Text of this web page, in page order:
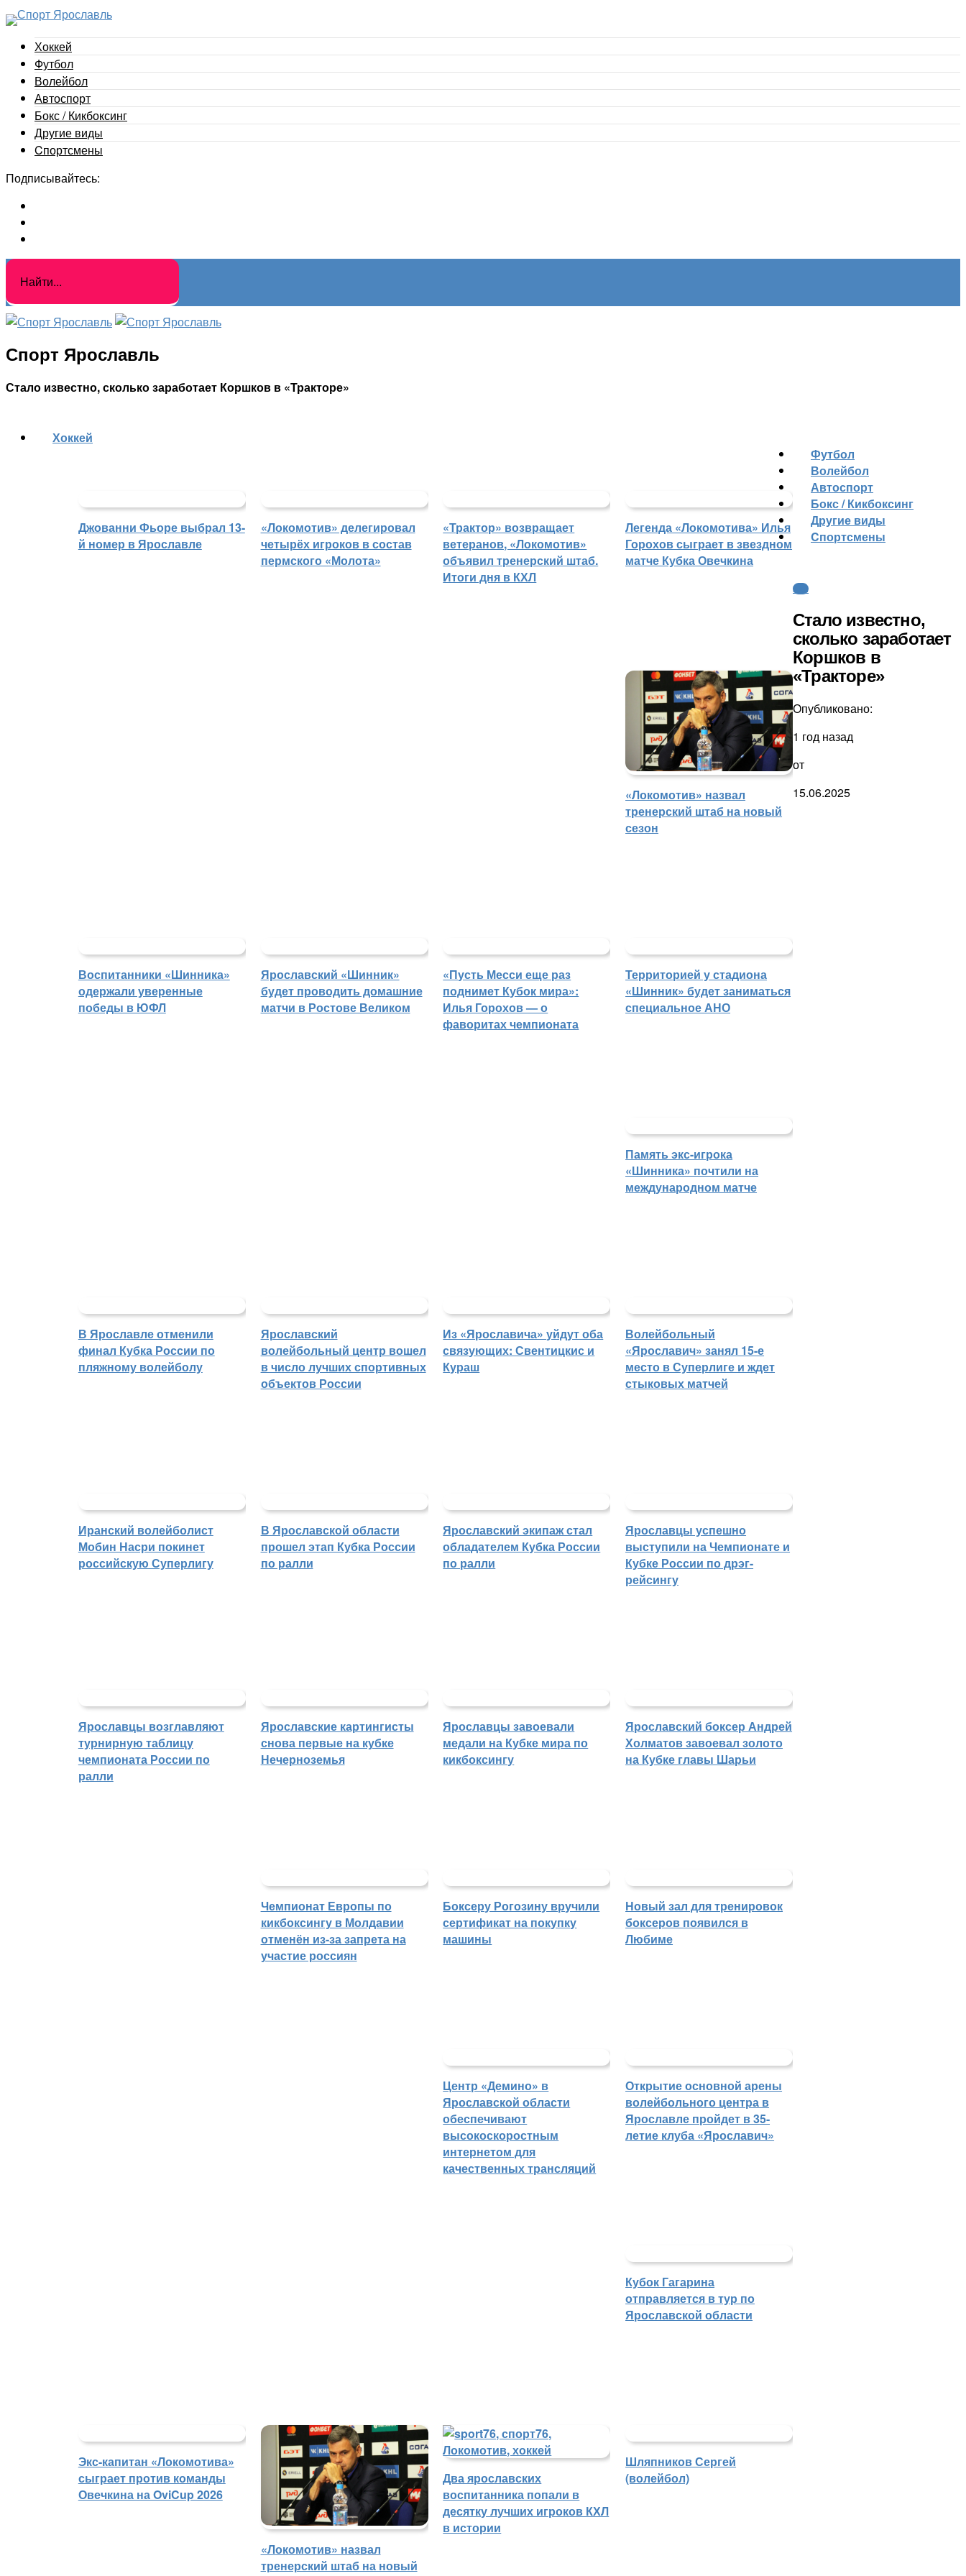
Хоккей
Футбол
Волейбол
Автоспорт
Бокс / Кикбоксинг
Другие виды
Cпортсмены
Подписывайтесь:
Спорт Ярославль
Стало известно, сколько заработает Коршков в «Тракторе»
Хоккей
Джованни Фьоре выбрал 13-
й номер в Ярославле
«Локомотив» делегировал
четырёх игроков в состав
пермского «Молота»
«Трактор» возвращает
ветеранов, «Локомотив»
объявил тренерский штаб.
Итоги дня в КХЛ
Легенда «Локомотива» Илья
Горохов сыграет в звездном
матче Кубка Овечкина
«Локомотив» назвал
тренерский штаб на новый
сезон
Футбол
Воспитанники «Шинника»
одержали уверенные
победы в ЮФЛ
Ярославский «Шинник»
будет проводить домашние
матчи в Ростове Великом
«Пусть Месси еще раз
поднимет Кубок мира»:
Илья Горохов — о
фаворитах чемпионата
Территорией у стадиона
«Шинник» будет заниматься
специальное АНО
Память экс-игрока
«Шинника» почтили на
международном матче
Волейбол
В Ярославле отменили
финал Кубка России по
пляжному волейболу
Ярославский
волейбольный центр вошел
в число лучших спортивных
объектов России
Из «Ярославича» уйдут оба
связующих: Свентицкис и
Кураш
Волейбольный
«Ярославич» занял 15-е
место в Суперлиге и ждет
стыковых матчей
Иранский волейболист
Мобин Насри покинет
российскую Суперлигу
Автоспорт
В Ярославской области
прошел этап Кубка России
по ралли
Ярославский экипаж стал
обладателем Кубка России
по ралли
Ярославцы успешно
выступили на Чемпионате и
Кубке России по дрэг-
рейсингу
Ярославцы возглавляют
турнирную таблицу
чемпионата России по
ралли
Ярославские картингисты
снова первые на кубке
Нечерноземья
Бокс / Кикбоксинг
Ярославцы завоевали
медали на Кубке мира по
кикбоксингу
Ярославский боксер Андрей
Холматов завоевал золото
на Кубке главы Шарьи
Чемпионат Европы по
кикбоксингу в Молдавии
отменён из-за запрета на
участие россиян
Боксеру Рогозину вручили
сертификат на покупку
машины
Новый зал для тренировок
боксеров появился в
Любиме
Другие виды
Центр «Демино» в
Ярославской области
обеспечивают
высокоскоростным
интернетом для
качественных трансляций
Открытие основной арены
волейбольного центра в
Ярославле пройдет в 35-
летие клуба «Ярославич»
Кубок Гагарина
отправляется в тур по
Ярославской области
Экс-капитан «Локомотива»
сыграет против команды
Овечкина на OviCup 2026
«Локомотив» назвал
тренерский штаб на новый
Cпортсмены
Два ярославских
воспитанника попали в
десятку лучших игроков КХЛ
в истории
Шляпников Сергей
(волейбол)
КХЛ
Стало известно,
сколько заработает
Коршков в
«Тракторе»
Опубликовано:
1 год назад
от
15.06.2025